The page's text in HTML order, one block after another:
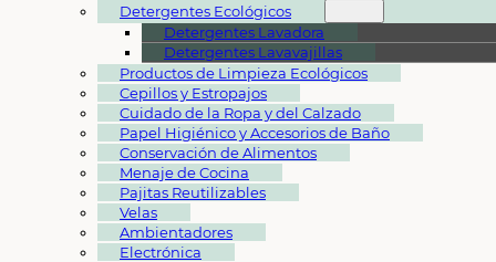
Detergentes Ecológicos
Detergentes Lavadora
Detergentes Lavavajillas
Productos de Limpieza Ecológicos
Cepillos y Estropajos
Cuidado de la Ropa y del Calzado
Papel Higiénico y Accesorios de Baño
Conservación de Alimentos
Menaje de Cocina
Pajitas Reutilizables
Velas
Ambientadores
Electrónica